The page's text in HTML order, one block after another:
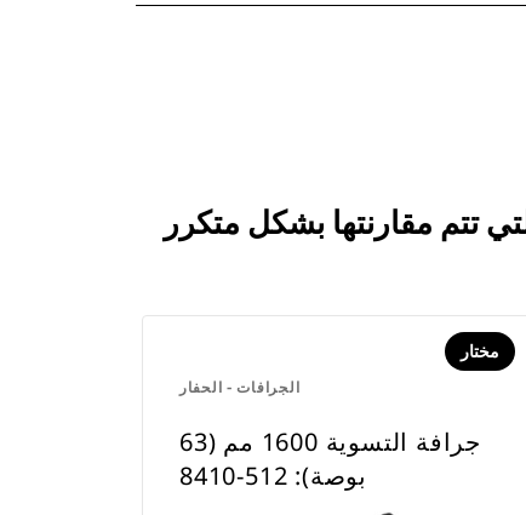
الجرافات - الحفار
مختار
جرافة التسوية 1600 مم (63
بوصة): 512-8410